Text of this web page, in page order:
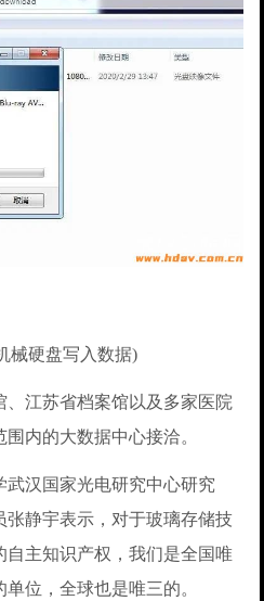
械硬盘写入数据)
、江苏省档案馆以及多家医院
内的大数据中心接洽。
汉国家光电研究中心研究
张静宇表示，对于玻璃存储技
自主知识产权，我们是全国唯
位，全球也是唯三的。